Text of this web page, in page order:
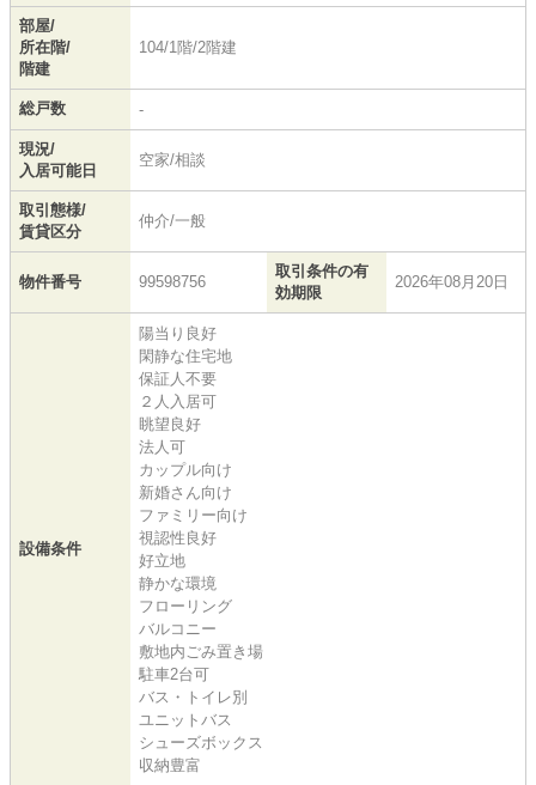
部屋/
所在階/
階建
104/1階/2階建
総戸数 -
現況/
入居可能日
空家/相談
取引態様/
賃貸区分
仲介/一般
物件番号 99598756
取引条件の有
効期限
2026年08月20日
設備条件
陽当り良好
閑静な住宅地
保証人不要
２人入居可
眺望良好
法人可
カップル向け
新婚さん向け
ファミリー向け
視認性良好
好立地
静かな環境
フローリング
バルコニー
敷地内ごみ置き場
駐車2台可
バス・トイレ別
ユニットバス
シューズボックス
収納豊富